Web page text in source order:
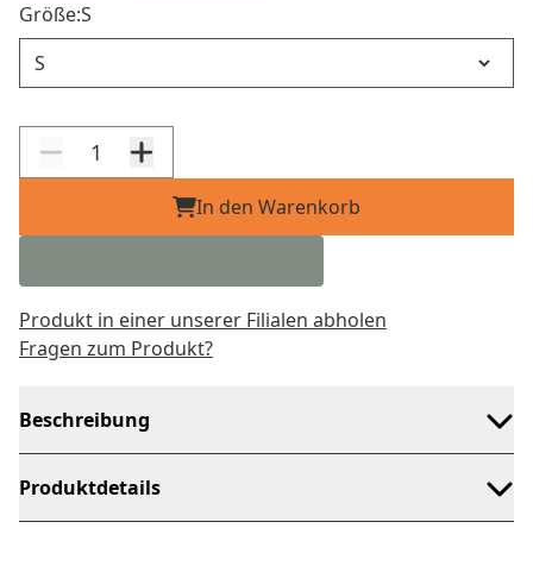
Größe:S
In den Warenkorb
Produkt in einer unserer Filialen abholen
Fragen zum Produkt?
Beschreibung
Produktdetails